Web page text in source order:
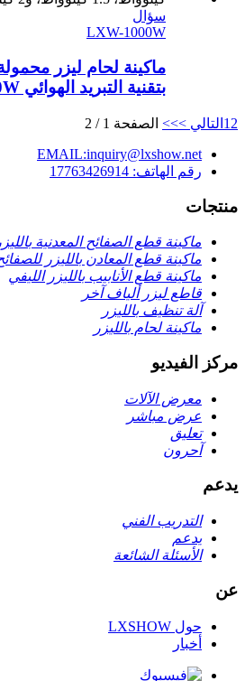
سؤال
LXW-1000W
ماكينة لحام ليزر
بتقنية التبريد الهوائي LXW-1000W...
1 2 التالي >>> الصفحة 1 / 2
EMAIL:inquiry@lxshow.net
رقم الهاتف: 17763426914
منتجات
ماكينة قطع الصفائح المعدنية بالليزر
ماكينة قطع المعادن بالليزر
ماكينة قطع الأنابيب بالليزر الليفي
قاطع ليزر ألياف آخر
آلة تنظيف بالليزر
ماكينة لحام بالليزر
مركز الفيديو
معرض الآلات
عرض مباشر
تعليق
آحرون
يدعم
التدريب الفني
يدعم
الأسئلة الشائعة
عن
حول LXSHOW
أخبار